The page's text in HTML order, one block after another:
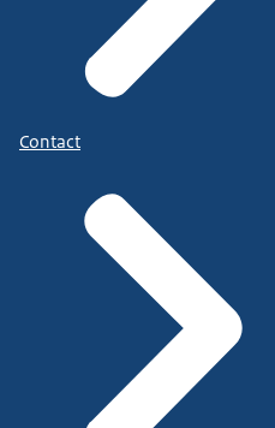
Contact